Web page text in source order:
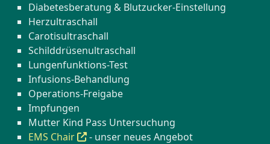
Diabetesberatung & Blutzucker-Einstellung
Herzultraschall
Carotisultraschall
Schilddrüsenultraschall
Lungenfunktions-Test
Infusions-Behandlung
Operations-Freigabe
Impfungen
Mutter Kind Pass Untersuchung
EMS Chair
- unser neues Angebot